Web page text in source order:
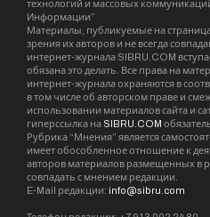
технологий и массовых
Информации”
Материалы, публикуемые на
зрения их авторов и не всегда
интернет-журнала SIBRU.COM
обязана это делать. Все права на
интернет-журнала охраняются в
в том числе об авторском праве и
использовании материалов сайта и
гиперссылка на SIBRU.COM
Рубрика “Мнения” является
имеет обособленное отношение к
авторов материалов размещенных в
совпадать с мнением редакции.
E-Mail редакции: info@sibru.com